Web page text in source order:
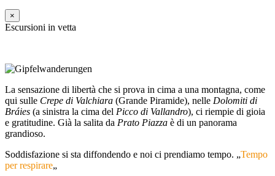
×
Escursioni in vetta
La sensazione di libertà che si prova in cima a una montagna, come
qui sulle Crepe di Valchiara (Grande Piramide), nelle Dolomiti di
Bráies (a sinistra la cima del Picco di Vallandro), ci riempie di gioia
e gratitudine. Già la salita da Prato Piazza è di un panorama
grandioso.
Soddisfazione si sta diffondendo e noi ci prendiamo tempo. „Tempo
per respirare„